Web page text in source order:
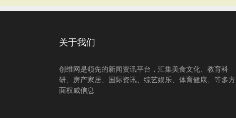
关于我们
创维网是领先的新闻资讯平台，汇集美食文化、教育科
研、房产家居、国际资讯、综艺娱乐、体育健康、等多方
面权威信息